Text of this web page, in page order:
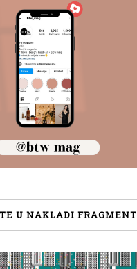
U NAKLADI FRAGMENT